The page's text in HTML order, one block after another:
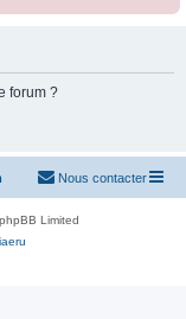
forum ?
Nous contacter
Limited